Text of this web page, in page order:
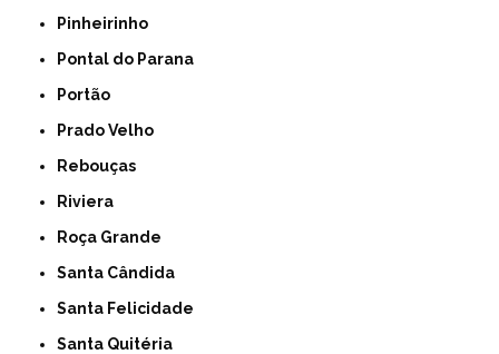
Pinheirinho
Pontal do Parana
Portão
Prado Velho
Rebouças
Riviera
Roça Grande
Santa Cândida
Santa Felicidade
Santa Quitéria